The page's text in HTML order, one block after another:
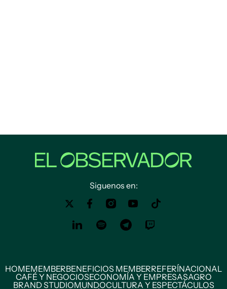
Siguenos en:
HOMEMEMBERBENEFICIOS MEMBERREFERÍNACIONAL
CAFÉ Y NEGOCIOSECONOMÍA Y EMPRESASAGRO
BRAND STUDIOMUNDOCULTURA Y ESPECTÁCULOS